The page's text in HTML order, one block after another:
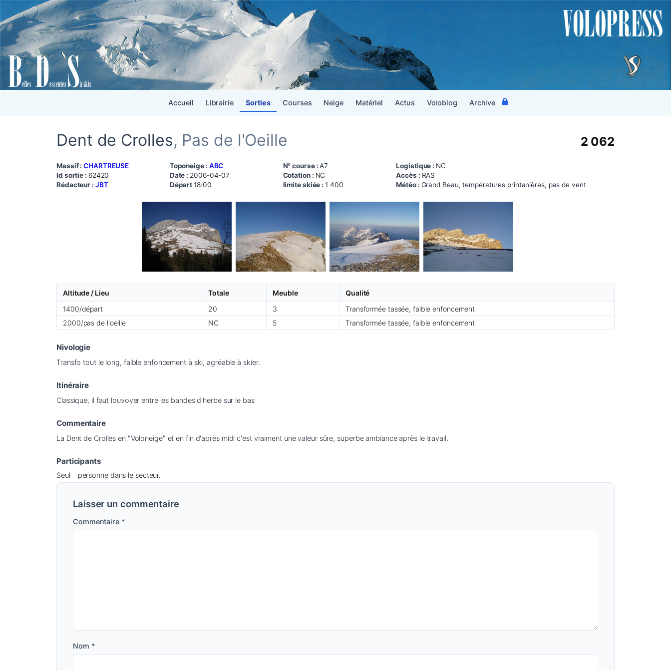
Accueil Librairie Sorties Courses Neige Matériel Actus Voloblog Archive
Dent de Crolles, Pas de l'Oeille 2 062
Massif :CHARTREUSE
Id sortie : 62420
Rédacteur : JBT
Toponeige : ABC
Date : 2006-04-07
Départ18:00
N° course :A7
Cotation : NC
limite skiée :1 400
Logistique : NC
Accès : RAS
Météo : Grand Beau, températures printanières, pas de vent
Altitude / Lieu Totale Meuble
Qualité
1400/départ
20 3
Transformée tassée, faible enfoncement
2000/pas de l'oeille
NC 5 Transformée tassée, faible enfoncement
Nivologie
Transfo tout le long, faible enfoncement à ski, agréable à skier.
Itinéraire
Classique, il faut louvoyer entre les bandes d'herbe sur le bas
Commentaire
La Dent de Crolles en "Voloneige" et en fin d'après midi c'est vraiment une valeur sûre, superbe ambiance après le travail.
Participants
Seul personne dans le secteur.
Laisser un commentaire
Commentaire *
Nom *